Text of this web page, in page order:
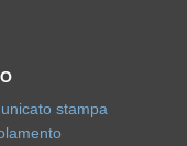
stampa